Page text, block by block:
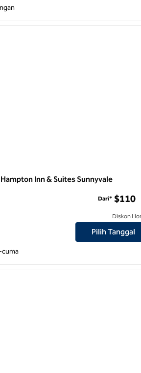
Hampton Inn & Suites Sunnyvale
Hampton Inn & Suites Sunnyvale Silicon
Dari* $110
Diskon
Pilih Tanggal
cuma